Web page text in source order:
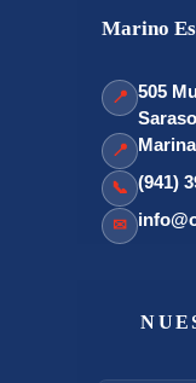
Marino
📍 505
📍
📞 (941)
✉